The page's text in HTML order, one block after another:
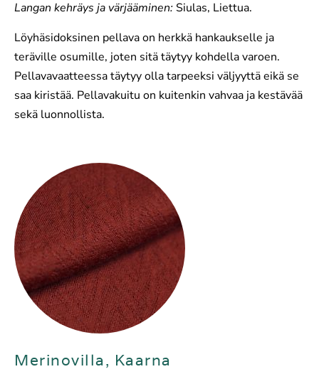
Langan kehräys ja värjääminen: Siulas, Liettua.
Löyhäsidoksinen pellava on herkkä hankaukselle ja
teräville osumille, joten sitä täytyy kohdella varoen.
Pellavavaatteessa täytyy olla tarpeeksi väljyyttä eikä se
saa kiristää. Pellavakuitu on kuitenkin vahvaa ja kestävää
sekä luonnollista.
Merinovilla, Kaarna